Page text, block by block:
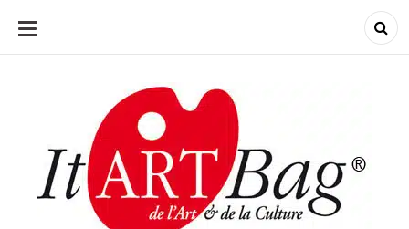
ALLER
CONTENU
ItArtBag